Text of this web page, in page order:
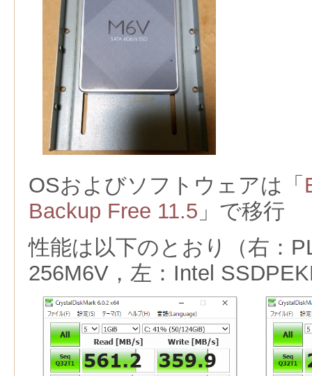
OSおよびソフトウェアは「
Backup Free 11.5 」で移行
性能は以下のとおり（右：
256M6V，左：Intel